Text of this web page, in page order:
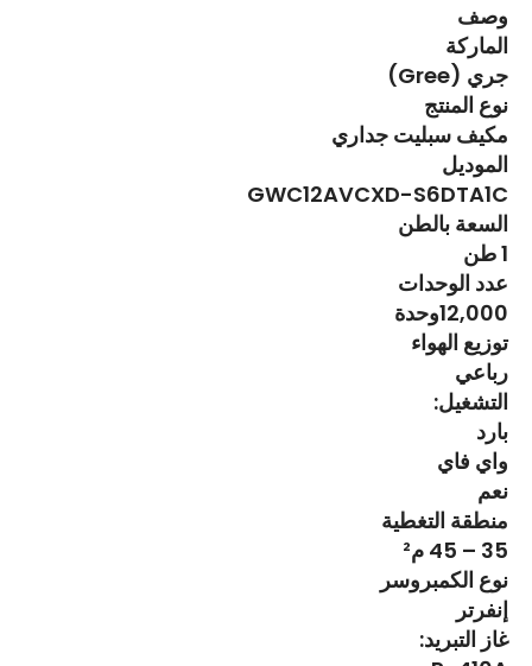
وصف
الماركة
جري (Gree)
نوع المنتج
مكيف سبليت جداري
الموديل
GWC12AVCXD-S6DTA1C
السعة بالطن
1 طن
عدد الوحدات
12,000وحدة
توزيع الهواء
رباعي
التشغيل:
بارد
واي فاي
نعم
منطقة التغطية
35 – 45 م²
نوع الكمبروسر
إنفرتر
غاز التبريد: